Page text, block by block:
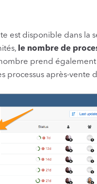
est disponible dans la
le nombre de
prend
processus après-vente